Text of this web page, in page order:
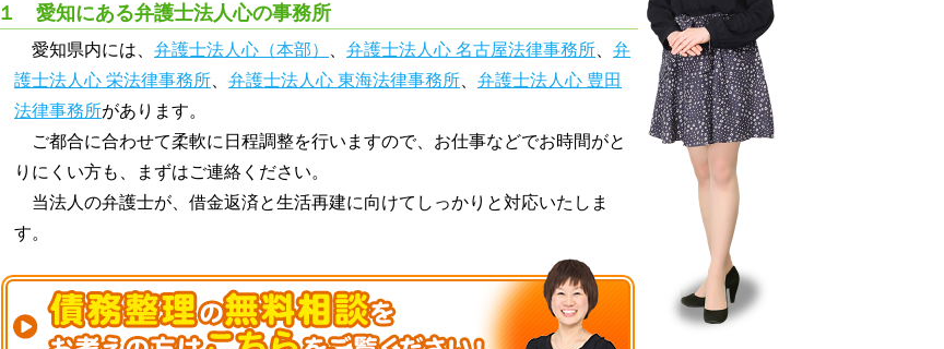
１ 愛知にある弁護士法人心の事務所
愛知県内には、 弁護士法人心（本部） 弁護士法人心 名古屋法律事務所
弁
護士法人心 栄法律事務所
弁護士法人心 東海法律事務所
弁護士法人心 豊田
法律事務所があります。
ご都合に合わせて柔軟に日程調整を行いますので、お仕事などでお時間がと
りにくい方も、まずはご連絡ください。
当法人の弁護士が、借金返済と生活再建に向けてしっかりと対応いたしま
す。